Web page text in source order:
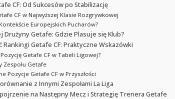
CF: Od Sukcesów po Stabilizację
CF w Najwyższej Klasie Rozgrywkowej
Europejskich Pucharów?
Drużyny Getafe: Gdzie Plasuje się Klub?
Rankingi Getafe CF: Praktyczne Wskazówki
Getafe CF w Tabeli Ligowej?
Zespołu Getafe
Pozycje Getafe CF w Przyszłości
z Innymi Zespołami La Liga
na Następny Mecz i Strategię Trenera Getafe